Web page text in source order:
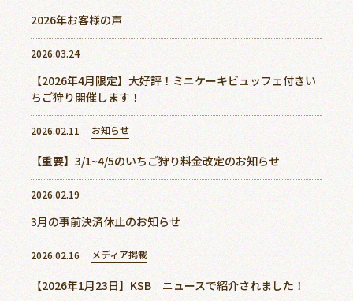
2026年お客様の声
2026.03.24
【2026年4月限定】大好評！ミニケーキビュッフェ付きい
ちご狩り開催します！
2026.02.11 お知らせ
【重要】3/1~4/5のいちご狩り料金改定のお知らせ
2026.02.19
3月の事前決済休止のお知らせ
2026.02.16 メディア掲載
【2026年1月23日】KSB ニュースで紹介されました！